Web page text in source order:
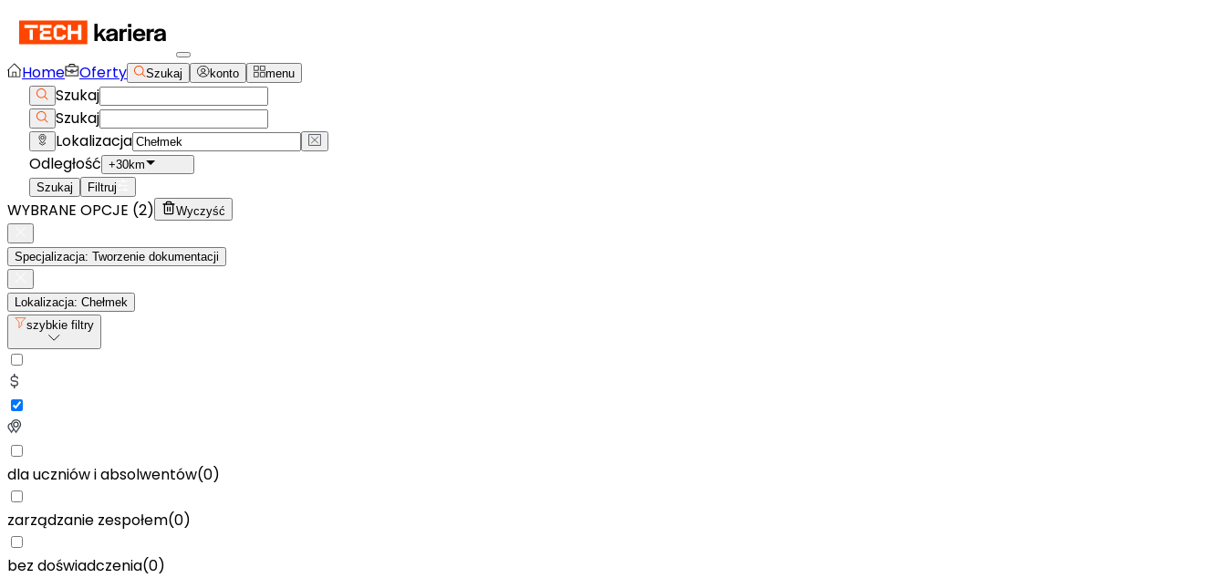
Home Oferty Szukaj konto menu
Szukaj
Szukaj
Lokalizacja
Odległość +30km
Szukaj
Filtruj
WYBRANE OPCJE (2) Wyczyść
Specjalizacja: Tworzenie dokumentacji
Lokalizacja: Chełmek
szybkie filtry
dla uczniów i absolwentów(0)
zarządzanie zespołem(0)
bez doświadczenia(0)